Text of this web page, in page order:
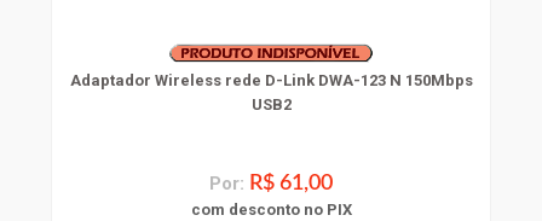
Adaptador Wireless rede D-Link DWA-123 N 150Mbps
USB2
Por: R$ 61,00
com desconto no PIX